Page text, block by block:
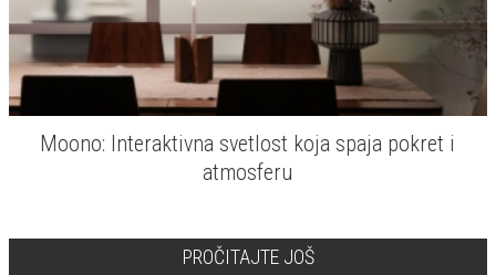
Moono: Interaktivna svetlost koja spaja pokret i
atmosferu
PROČITAJTE JOŠ